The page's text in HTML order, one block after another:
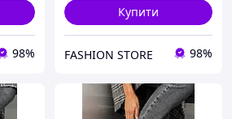
98%
Купити
FASHION STORE 98%